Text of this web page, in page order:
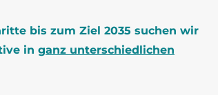
bis zum Ziel 2035 suchen wir
in ganz unterschiedlichen